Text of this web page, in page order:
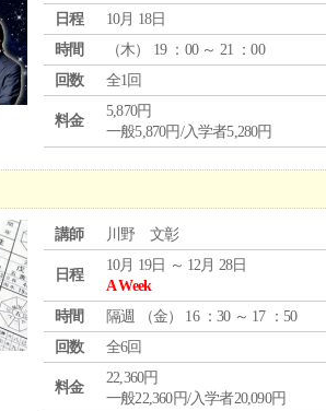
日程
10月 18日
時間
（木） 19 ：00 ～ 21 ：00
回数
全1回
料金
5,870円
一般5,870円/入学者5,280円
講師 川野 文彰
日程
10月 19日 ～ 12月 28日
A Week
時間
隔週 （金） 16 ：30 ～ 17 ：50
回数
全6回
料金
22,360円
一般22,360円/入学者20,090円